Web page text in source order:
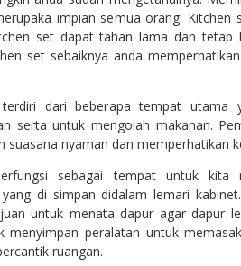
impian semua orang. Kitchen
set dapat tahan lama dan tetap
set sebaiknya anda
dari beberapa tempat utama
serta untuk mengolah makanan.
suasana nyaman dan memperhatikan
sebagai tempat untuk kita
di simpan didalam lemari
untuk menata dapur agar dapur
peralatan untuk
ruangan.